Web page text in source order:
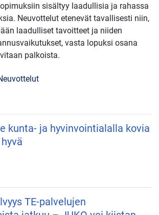
sisältyy laadullisia ja rahassa
Neuvottelut etenevät tavallisesti niin,
laadulliset tavoitteet ja niiden
vasta lopuksi osana
palkoista.
kunta- ja hyvinvointialalla kovia
TE-palvelujen